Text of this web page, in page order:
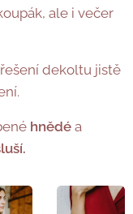
ale i večer
dekoltu jistě
hnědé a